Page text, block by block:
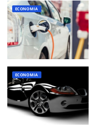
ECONOMIA
ECONOMIA